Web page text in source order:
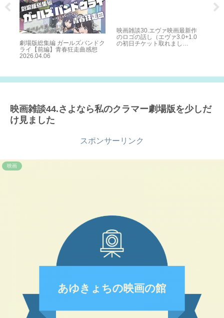
劇場版総集編 ガールズバンドク
ライ【前編】青春狂走曲感想
2026.04.06
映画雑談30.エヴァ映画最新作
のロゴの話し（エヴァ3.0+1.0
の初日チケット取れまし
映画雑談44.さよなら私のクラマー劇場版を少しだ
け見ました
スポンサーリンク
映画